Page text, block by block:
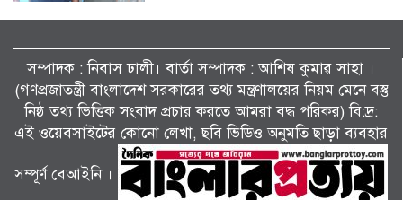
তালায় জামায়াতের বিশাল গণমিছিল, ‘জুলাই
সনদ’ দ্রুত বাস্তবায়নের দাবি।
কালীগঞ্জে জুলাই গণঅভ্যুত্থান দিবসের গণ
মিছিল আলোচনা সভা ও দোয়া মাহফিল
অনুষ্ঠিত।
সম্পাদক : নিবাস ঢালী। বার্তা সম্পাদক : আশিষ কুমাৱ সাহা ।
(গণপ্রজাতন্ত্রী বাংলাদেশ সরকারের তথ্য মন্ত্রণালয়ের নিয়ম মেনে বস্তু
নিষ্ঠ তথ্য ভিত্তিক সংবাদ প্রচার করতে আমরা বদ্ধ পরিকর) বি:দ্র:
এই ওয়েবসাইটের কোনো লেখা, ছবি ভিডিও অনুমতি ছাড়া ব্যবহার
সম্পূর্ণ বেআইনি ।